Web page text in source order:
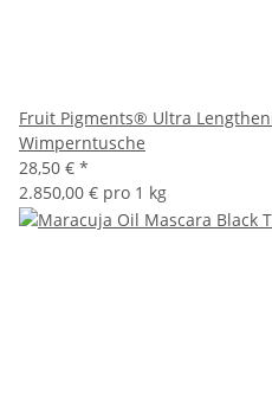
Fruit Pigments® Ultra
Wimperntusche
28,50 € *
2.850,00 € pro 1 kg